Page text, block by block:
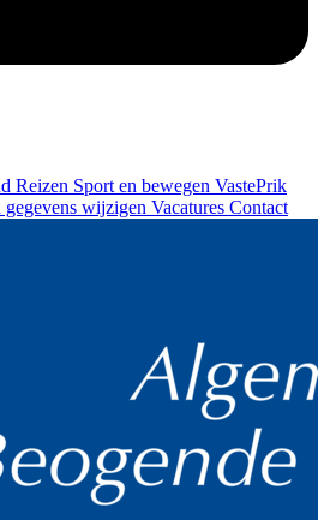
Reizen Sport en bewegen VastePrik
wijzigen Vacatures Contact